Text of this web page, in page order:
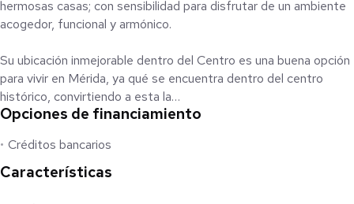
hermosas casas; con sensibilidad para disfrutar de un ambiente
acogedor, funcional y armónico.
Su ubicación inmejorable dentro del Centro es una buena opción
para vivir en Mérida, ya qué se encuentra dentro del centro
histórico, convirtiendo a esta la
mejor zona para invertir en Mérida.
en residencias y hoteles boutiques.
Opciones de financiamiento
Créditos bancarios
Características